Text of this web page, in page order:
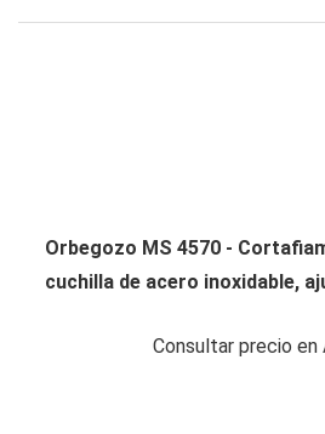
Orbegozo MS 4570 -
cuchilla de acero inoxidable,
Consultar precio en